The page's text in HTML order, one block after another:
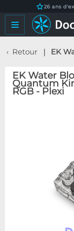
26 ans
Retour EK Water
EK Water
Quantum
RGB - Plexi